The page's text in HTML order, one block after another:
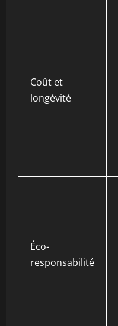
Coût et
longévité
Éco-
responsabilité